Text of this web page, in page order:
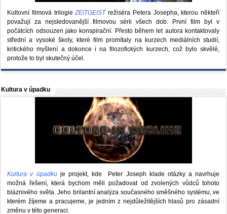
Kultovní filmová trilogieZEITGEISTrežiséra Petera Josepha, kterou někteří
považují za nejsledovanější filmovou sérii všech dob. První film byl v
počátcích odsouzen jako konspirační. Přesto během let autora kontaktovaly
střední a vysoké školy, které film promítaly na kurzech mediálních studií,
kritického myšlení a dokonce i na filozofických kurzech, což bylo skvělé,
protože to byl skutečný účel.
Kultura v úpadku
Kultura v úpadkuje projekt, kde Peter Joseph klade otázky a navrhuje
možná řešení, která bychom měli požadovat od zvolených vůdců tohoto
bláznivého světa. Jeho brilantní analýza současného směšného systému, ve
kterém žíjeme a pracujeme, je jedním z nejdůležitějších hlasů pro zásadní
změnu v této generaci.